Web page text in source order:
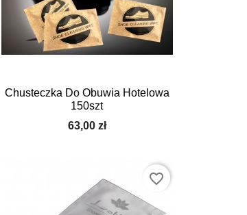
Chusteczka Do Obuwia Hotelowa
150szt
63,00 zł
Szybki podgląd
favorite_border